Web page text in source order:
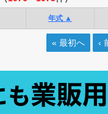
年式 ▲
« 最初へ ‹